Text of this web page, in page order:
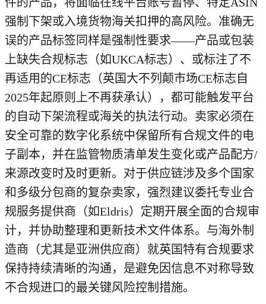
强制下架或入境货物海关扣押的高风险。准确无
误的产品标签同样是强制性要求——产品或包装
上缺失合规标志（如UKCA标志）、或标注了不
再适用的CE标志（英国大不列颠市场CE标志自
2025年起原则上不再获承认），都可能触发平台
的自动下架流程或海关的执法行动。卖家必须在
安全可靠的数字化系统中保留所有合规文件的电
子副本，并在监管物质清单发生变化或产品配方/
来源改变时及时更新。对于供应链涉及多个国家
和多级分包商的复杂卖家，强烈建议委托专业合
规服务提供商（如Eldris）定期开展全面的合规审
计，并协助整理和更新技术文件体系。与海外制
造商（尤其是亚洲供应商）就英国特有合规要求
保持持续清晰的沟通，是避免因信息不对称导致
不合规进口的最关键风险控制措施。